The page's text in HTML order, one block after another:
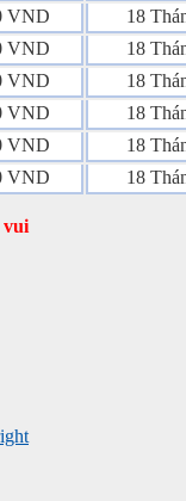
VND
18
VND
18
VND
18
VND
18
VND
18
VND 18
vui